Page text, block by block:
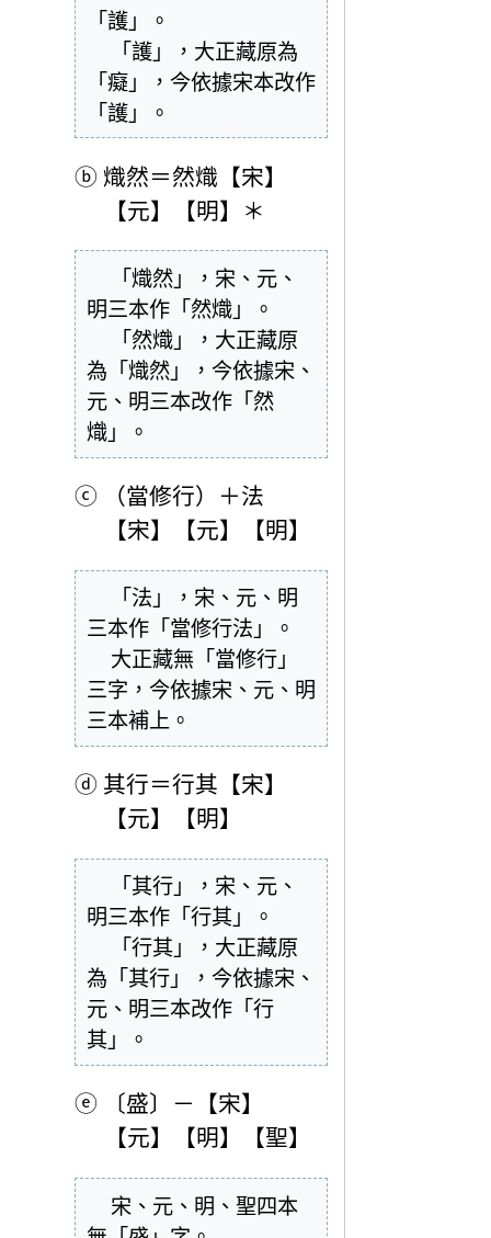
「護」。
「癡」，今依據宋本改作
「護」。
ⓑ 熾然＝然熾【宋】
【元】【明】＊
明三本作「然熾」。
為「熾然」，今依據宋、
元、明三本改作「然
熾」。
ⓒ
（當修行）＋法
【宋】【元】【明】
三本作「當修行法」。
三字，今依據宋、元、明
三本補上。
ⓓ 其行＝行其【宋】
【元】【明】
明三本作「行其」。
為「其行」，今依據宋、
元、明三本改作「行
其」。
ⓔ
〔盛〕－【宋】
【元】【明】【聖】